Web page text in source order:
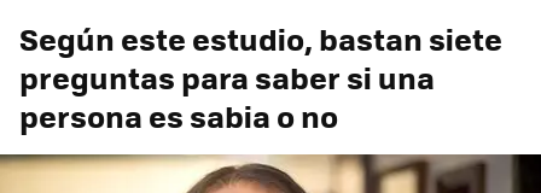
Según este estudio, bastan siete
preguntas para saber si una
persona es sabia o no